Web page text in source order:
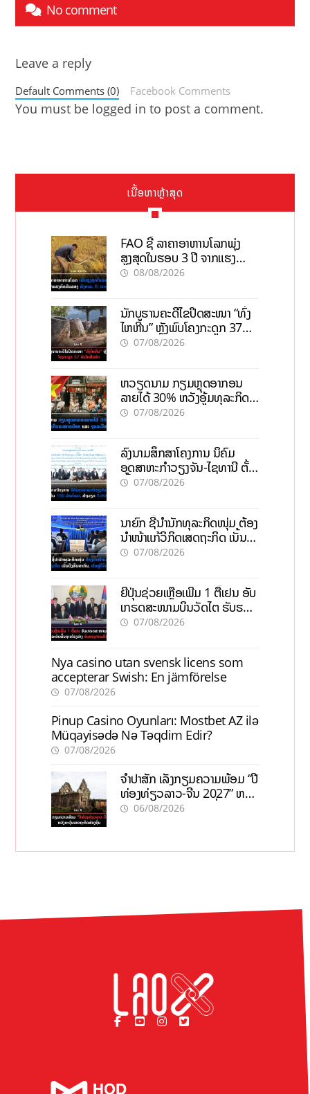
No comment
Leave a reply
Default Comments (0) Facebook Comments
You must be logged in to post a comment.
ເນື້ອຫາຫຼ້າສຸດ
FAO ຊີ້ ລາຄາອາຫານໂລກພຸ່ງ
ສູງສຸດໃນຮອບ 3 ປີ ຈາກແຮງ
ກົດດັນຂອງສົງຄາມ, El nino
08/08/2026
ນັກບູຮານຄະດີໄຂປິດສະໜາ “ທົ່ງ
ໄຫຫີນ” ຫຼັງພົບໂຄງກະດູກ 37
ຄົນໃນຫີນຍັກ
07/08/2026
ຫວຽດນາມ ກຽມຫຼຸດອາກອນ
ລາຍໄດ້ 30% ຫວັງອູ້ມທຸລະກິດ
ຂະໜາດນ້ອຍ ແລະ ຈຸນລະ
07/08/2026
ລົງນາມສຶກສາໂຄງການ ນິຄົມ
ອຸດສາຫະກຳວຽງຈັນ-ໄຊທານີ ຕັ້ງ
ເປົ້າດຶງທຶນ 150 ລ້ານໂດລາ, ສ້າງ
07/08/2026
ນາຍົກ ຊີ້ນຳນັກທຸລະກິດໜຸ່ມ ຕ້ອງ
ນຳໜ້າແກ້ວິກິດເສດຖະກິດ ເນັ້ນດຶງ
ທຶນສາກົນ, ຫັນສູ່ດິຈິຕອນ
07/08/2026
ຍີ່ປຸ່ນຊ່ວຍເຫຼືອເພີ່ມ 1 ຕື້ເຢນ ອັບ
ເກຣດສະໜາມບິນວັດໄຕ ຮັບຮອງ
ການເຕີບໂຕ
07/08/2026
Nya casino utan svensk licens som
accepterar Swish: En jämförelse
07/08/2026
Pinup Casino Oyunları: Mostbet AZ ilə
Müqayisədə Nə Təqdim Edir?
07/08/2026
ຈຳປາສັກ ເລັ່ງກຽມຄວາມພ້ອມ “ປີ
ທ່ອງທ່ຽວລາວ-ຈີນ 2027” ຫວັງ
ກະຕຸ້ນເສດຖະກິດທ້ອງຖິ່ນ
06/08/2026